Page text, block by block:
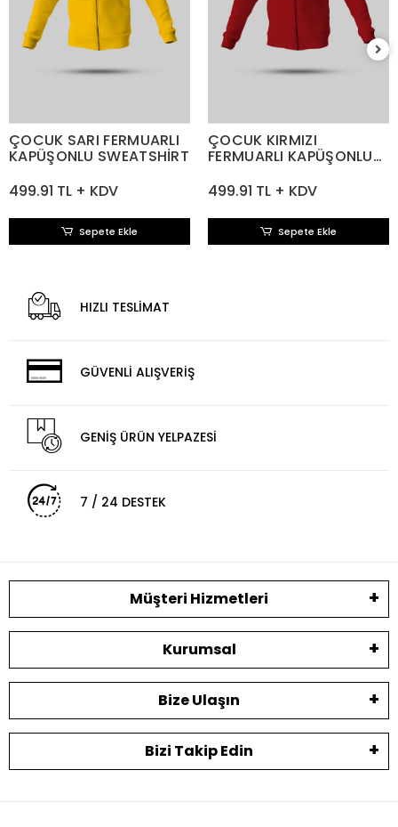
ÇOCUK SARI FERMUARLI
KAPÜŞONLU SWEATSHİRT
499.91 TL + KDV
Sepete Ekle
ÇOCUK KIRMIZI
FERMUARLI KAPÜŞONLU
499.91 TL + KDV
Sepete Ekle
HIZLI TESLİMAT
GÜVENLİ ALIŞVERİŞ
GENİŞ ÜRÜN YELPAZESİ
7 / 24 DESTEK
Müşteri Hizmetleri
Kurumsal
Bize Ulaşın
Bizi Takip Edin